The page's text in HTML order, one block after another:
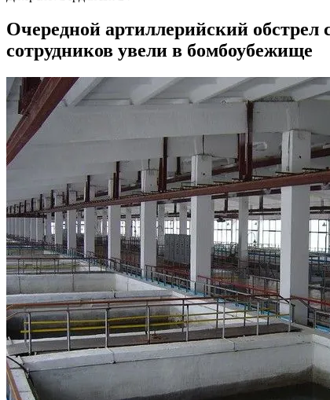
Очередной артиллерийский
сотрудников увели в бомбоубежище